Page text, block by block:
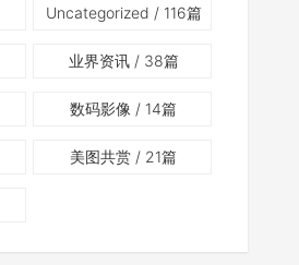
Uncategorized / 116篇
业界资讯/ 38篇
数码影像 / 14篇
美图共赏 / 21篇